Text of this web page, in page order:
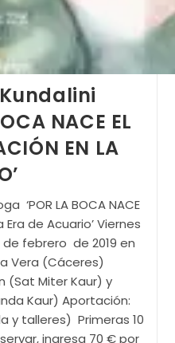
NACE EL
EN LA
‘POR LA BOCA NACE
Era de Acuario’ Viernes
febrero de 2019 en
Vera (Cáceres)
(Sat Miter Kaur) y
Kaur) Aportación:
y talleres) Primeras 10
ingresa 70 € por